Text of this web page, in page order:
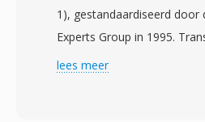
1), gestandaardiseerd door
Experts Group in 1995.
ontworpen voor
lees meer